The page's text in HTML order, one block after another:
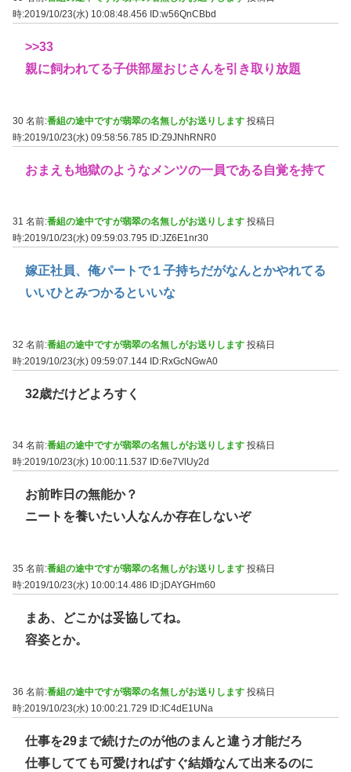
時:2019/10/23(水) 10:08:48.456
ID:w56QnCBbd
>>33
親に飼われてる子供部屋おじさんを引き取り放題
30 名前:番組の途中ですが翡翠の名無しがお送りします 投稿日
時:2019/10/23(水) 09:58:56.785 ID:Z9JNhRNR0
おまえも地獄のようなメンツの一員である自覚を持て
31 名前:番組の途中ですが翡翠の名無しがお送りします 投稿日
時:2019/10/23(水) 09:59:03.795
ID:JZ6E1nr30
嫁正社員、俺パートで１子持ちだがなんとかやれてる
いいひとみつかるといいな
32 名前:番組の途中ですが翡翠の名無しがお送りします 投稿日
時:2019/10/23(水) 09:59:07.144 ID:RxGcNGwA0
32歳だけどよろすく
34 名前:番組の途中ですが翡翠の名無しがお送りします 投稿日
時:2019/10/23(水) 10:00:11.537
ID:6e7VlUy2d
お前昨日の無能か？
ニートを養いたい人なんか存在しないぞ
35 名前:番組の途中ですが翡翠の名無しがお送りします 投稿日
時:2019/10/23(水) 10:00:14.486
ID:jDAYGHm60
まあ、どこかは妥協してね。
容姿とか。
36 名前:番組の途中ですが翡翠の名無しがお送りします 投稿日
時:2019/10/23(水) 10:00:21.729 ID:IC4dE1UNa
仕事を29まで続けたのが他のまんと違う才能だろ
仕事してても可愛ければすぐ結婚なんて出来るのに